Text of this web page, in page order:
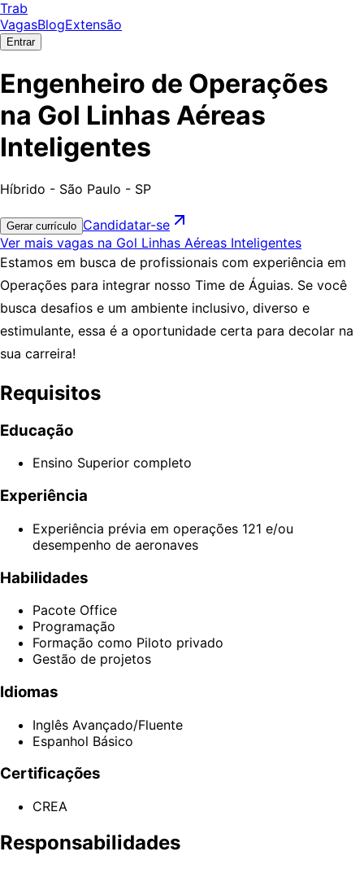
Trab
VagasBlogExtensão
Entrar
Engenheiro de Operações
na Gol Linhas Aéreas
Inteligentes
Híbrido - São Paulo - SP
Gerar currículo Candidatar-se
Ver mais vagas na Gol Linhas Aéreas Inteligentes
Estamos em busca de profissionais com experiência em
Operações para integrar nosso Time de Águias. Se você
busca desafios e um ambiente inclusivo, diverso e
estimulante, essa é a oportunidade certa para decolar na
sua carreira!
Requisitos
Educação
Ensino Superior completo
Experiência
Experiência prévia em operações 121 e/ou
desempenho de aeronaves
Habilidades
Pacote Office
Programação
Formação como Piloto privado
Gestão de projetos
Idiomas
Inglês Avançado/Fluente
Espanhol Básico
Certificações
CREA
Responsabilidades